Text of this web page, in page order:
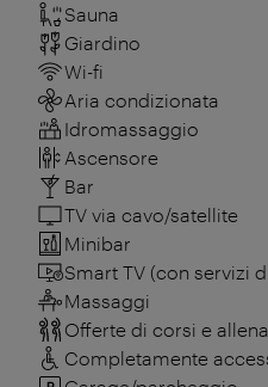
Sauna
Giardino
Wi-fi
Aria condizionata
Idromassaggio
Ascensore
Bar
TV via cavo/satellite
Minibar
Smart TV (con servizi
Massaggi
Offerte di corsi e
Completamente